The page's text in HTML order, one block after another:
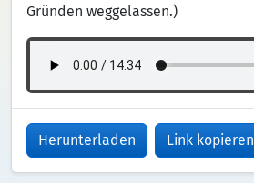
Gründen weggelassen.)
Herunterladen Link kopieren